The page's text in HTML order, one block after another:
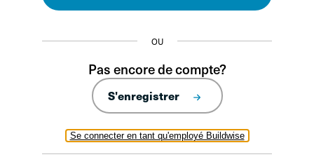
Se connecter en tant qu'employé Buildwise
OU
Pas encore de compte?
S'enregistrer